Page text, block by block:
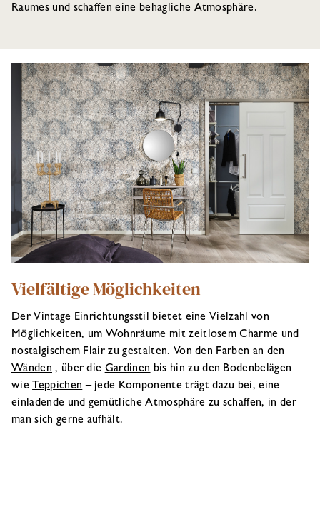
Raumes und schaffen eine behagliche Atmosphäre.
Vielfältige Möglichkeiten
Der Vintage Einrichtungsstil bietet eine Vielzahl von
Möglichkeiten, um Wohnräume mit zeitlosem Charme und
nostalgischem Flair zu gestalten. Von den Farben an den
Wänden , über die Gardinen bis hin zu den Bodenbelägen
wie Teppichen – jede Komponente trägt dazu bei, eine
einladende und gemütliche Atmosphäre zu schaffen, in der
man sich gerne aufhält.